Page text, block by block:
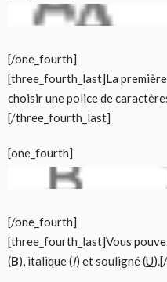
[/one_fourth]
[three_fourth_last]La
choisir une police de
[/three_fourth_last]
[one_fourth]
[/one_fourth]
[three_fourth_last]Vous
(B), italique (I) et souligné (U